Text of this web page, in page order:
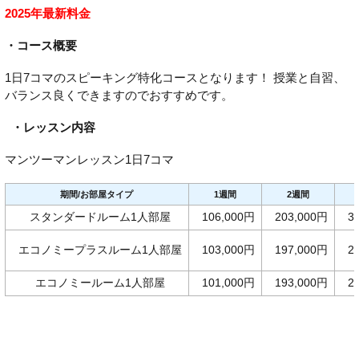
2025年最新料金
・コース概要
1日7コマのスピーキング特化コースとなります！ 授業と自習、
バランス良くできますのでおすすめです。
・レッスン内容
マンツーマンレッスン1日7コマ
期間/お部屋タイプ 1週間 2週間
スタンダードルーム1人部屋 106,000円 203,000円
エコノミープラスルーム1人部屋 103,000円 197,000円
エコノミールーム1人部屋 101,000円 193,000円